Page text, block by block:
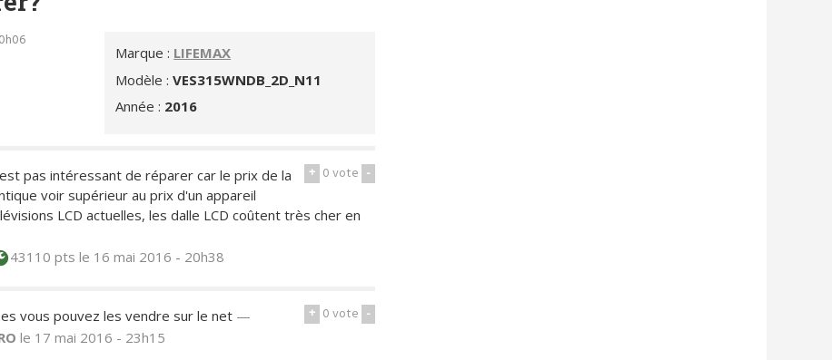
Marque : LIFEMAX
Modèle :VES315WNDB_2D_N11
Année : 2016
+ 0vote -
pas intéressant de réparer car le prix de la
voir supérieur au prix d'un appareil
LCD actuelles, les dalle LCD coûtent très cher en
43110 pts le 16 mai 2016 - 20h38
+ 0vote -
vous pouvez les vendre sur le net —
le 17 mai 2016 - 23h15